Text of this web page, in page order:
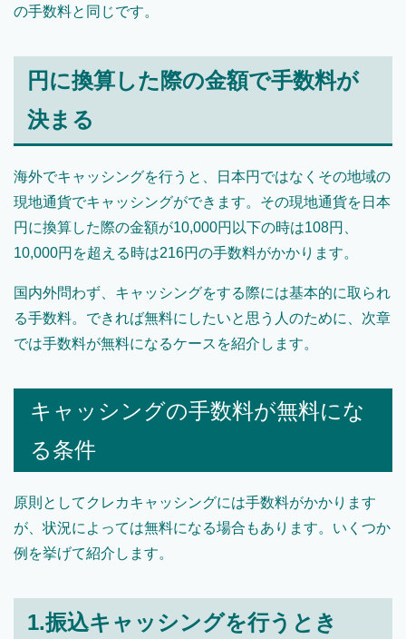
の手数料と同じです。
円に換算した際の金額で手数料が
決まる
海外でキャッシングを行うと、日本円ではなくその地域の
現地通貨でキャッシングができます。その現地通貨を日本
円に換算した際の金額が10,000円以下の時は108円、
10,000円を超える時は216円の手数料がかかります。
国内外問わず、キャッシングをする際には基本的に取られ
る手数料。できれば無料にしたいと思う人のために、次章
では手数料が無料になるケースを紹介します。
キャッシングの手数料が無料にな
る条件
原則としてクレカキャッシングには手数料がかかります
が、状況によっては無料になる場合もあります。いくつか
例を挙げて紹介します。
1.振込キャッシングを行うとき